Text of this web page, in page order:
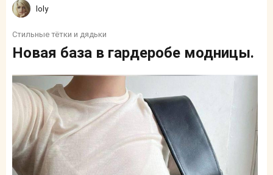
loly
Стильные тётки и дядьки
Новая база в гардеробе модницы.